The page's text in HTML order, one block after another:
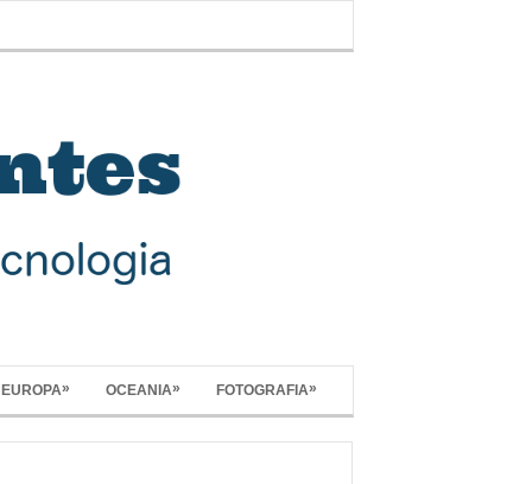
EUROPA» OCEANIA» FOTOGRAFIA»